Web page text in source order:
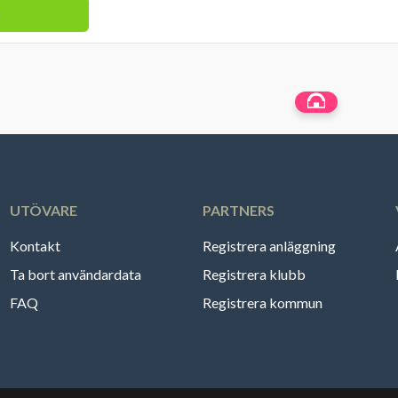
UTÖVARE
Kontakt
Ta bort användardata
FAQ
PARTNERS
Registrera anläggning
Registrera klubb
Registrera kommun